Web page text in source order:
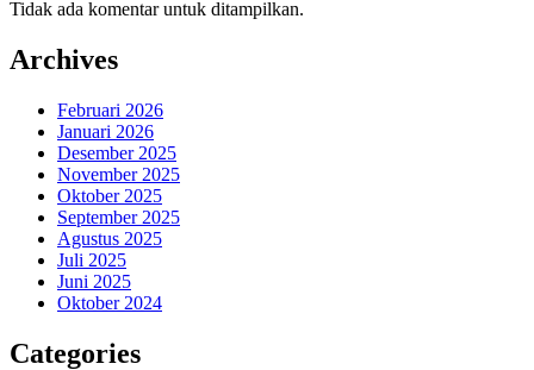
Tidak ada komentar untuk ditampilkan.
Archives
Februari 2026
Januari 2026
Desember 2025
November 2025
Oktober 2025
September 2025
Agustus 2025
Juli 2025
Juni 2025
Oktober 2024
Categories